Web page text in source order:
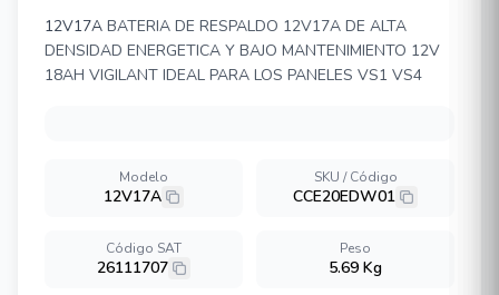
12V17A BATERIA DE RESPALDO 12V17A DE ALTA
DENSIDAD ENERGETICA Y BAJO MANTENIMIENTO 12V
18AH VIGILANT IDEAL PARA LOS PANELES VS1 VS4
Modelo
12V17A
SKU / Código
CCE20EDW01
Código SAT
26111707
Peso
5.69 Kg